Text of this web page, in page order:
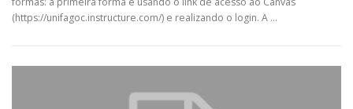
(https://unifagoc.instructure.com/) e realizando o login. A …